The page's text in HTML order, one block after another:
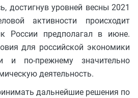
достигнув уровней весны 2021
активности происходит
России предполагал в июне.
для российской экономики
и по-прежнему значительно
деятельность.
дальнейшие решения по